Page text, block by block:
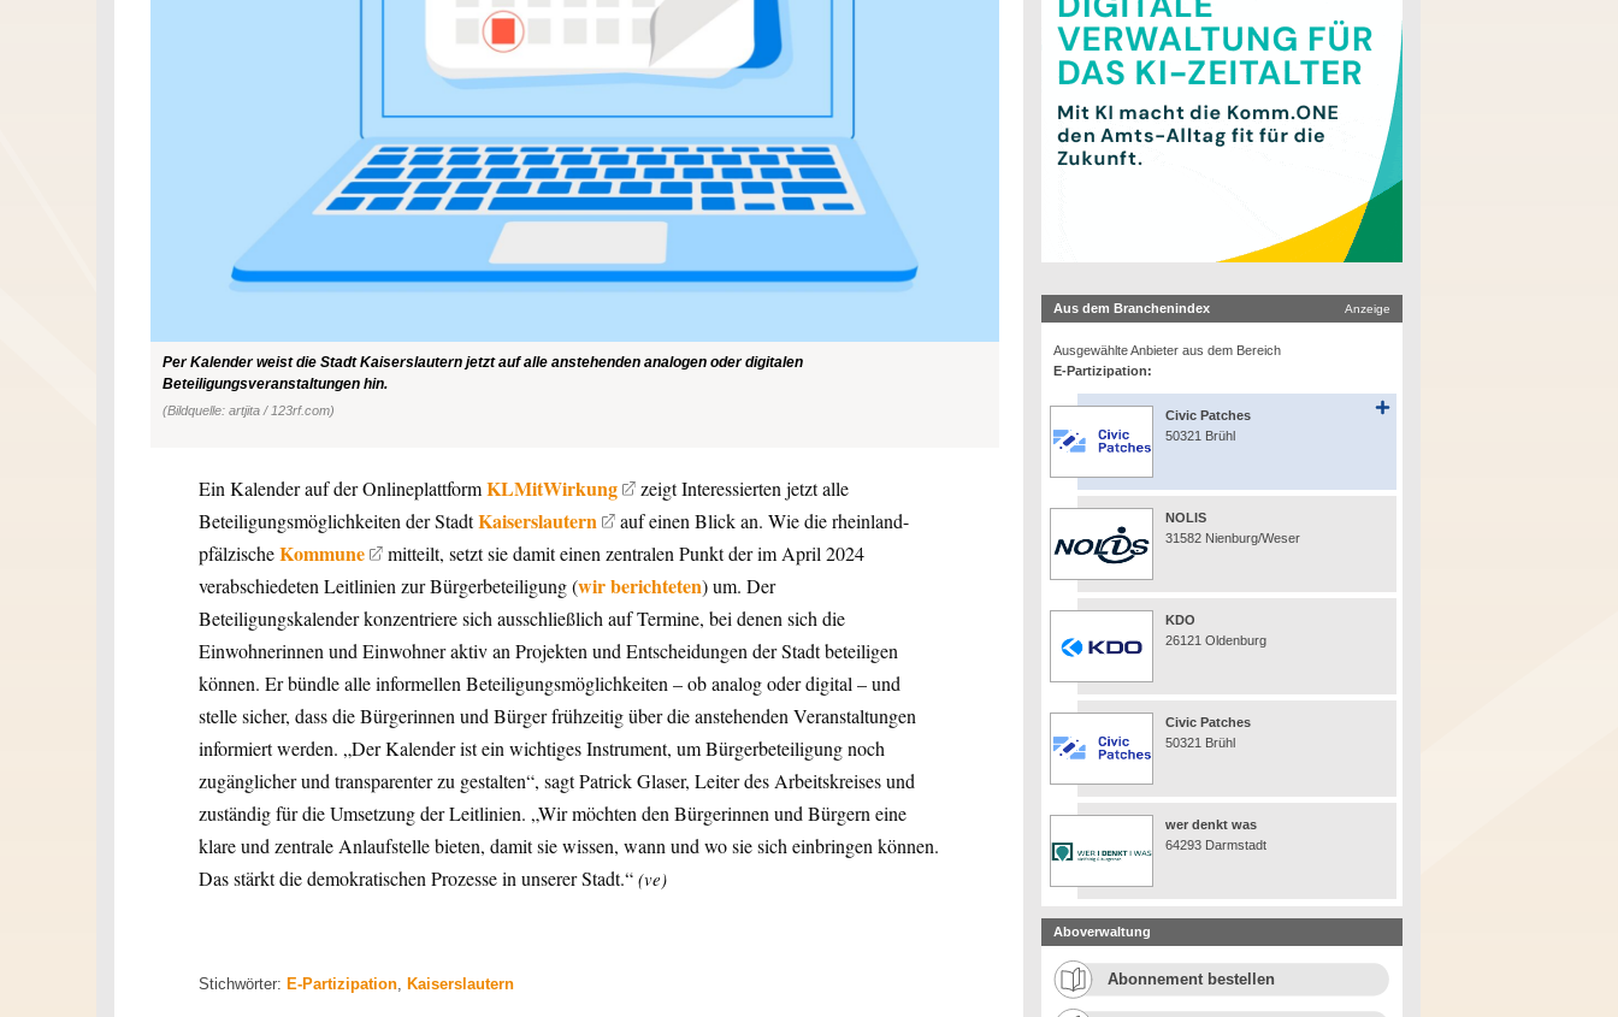
Per Kalender weist die Stadt Kaiserslautern jetzt auf alle anstehenden analogen oder digitalen
Beteiligungsveranstaltungen hin.
(Bildquelle: artjita / 123rf.com)
Ein Kalender auf der OnlineplattformKLMitWirkung
zeigt Interessierten jetzt alle
Beteiligungsmöglichkeiten der StadtKaiserslautern
auf einen Blick an. Wie die rheinland-
pfälzischeKommune
mitteilt, setzt sie damit einen zentralen Punkt der im April 2024
verabschiedeten Leitlinien zur Bürgerbeteiligung (wir berichteten) um. Der
Beteiligungskalender konzentriere sich ausschließlich auf Termine, bei denen sich die
Einwohnerinnen und Einwohner aktiv an Projekten und Entscheidungen der Stadt beteiligen
können. Er bündle alle informellen Beteiligungsmöglichkeiten – ob analog oder digital – und
stelle sicher, dass die Bürgerinnen und Bürger frühzeitig über die anstehenden Veranstaltungen
informiert werden. „Der Kalender ist ein wichtiges Instrument, um Bürgerbeteiligung noch
zugänglicher und transparenter zu gestalten“, sagt Patrick Glaser, Leiter des Arbeitskreises und
zuständig für die Umsetzung der Leitlinien. „Wir möchten den Bürgerinnen und Bürgern eine
klare und zentrale Anlaufstelle bieten, damit sie wissen, wann und wo sie sich einbringen können.
Das stärkt die demokratischen Prozesse in unserer Stadt.“ (ve)
Stichwörter: E-Partizipation Kaiserslautern
Aus dem Branchenindex Anzeige
Ausgewählte Anbieter aus dem Bereich
E-Partizipation:
Civic Patches
50321 Brühl
NOLIS
31582 Nienburg/Weser
KDO
26121 Oldenburg
Civic Patches
50321 Brühl
wer denkt was
64293 Darmstadt
Aboverwaltung
Abonnement bestellen